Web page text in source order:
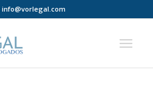
info@vorlegal.com